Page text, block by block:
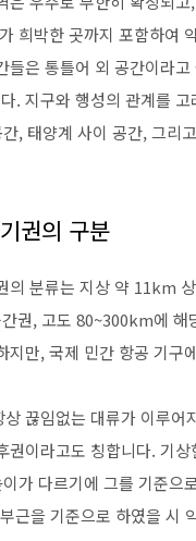
희박한 곳까지 포함하
들은 통틀어 외 공간이라
. 지구와 행성의 관계를
, 태양계 사이 공간, 그리
권의 구분
의 분류는 지상 약 11km
권, 고도 80~300km에 해
지만, 국제 민간 항공 기
끊임없는 대류가 이루
권이라고도 칭합니다. 기
가 다르기에 그를 기준
근을 기준으로 하였을 시